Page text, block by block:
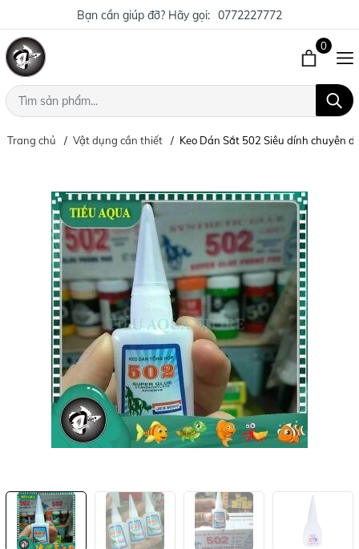
Bạn cần giúp đỡ? Hãy gọi: 0772227772
0
Trang chủ Vật dụng cần thiết Keo Dán Sắt 502 Siêu dính chuyên